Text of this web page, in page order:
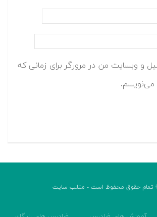
و وبسایت من در مرورگر برای زمانی که
می‌نویسم.
تمام حقوق محفوظ است - متلب سایت